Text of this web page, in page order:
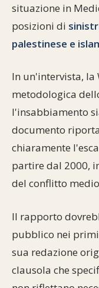
situazione in
posizioni di
palestinese e
In un'intervista,
metodologica
l'insabbiamento
documento
chiaramente
partire dal 2000,
del conflitto
Il rapporto
pubblico nei
sua redazione
clausola che